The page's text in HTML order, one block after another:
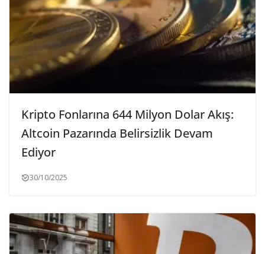
Kripto Fonlarına 644 Milyon Dolar Akış:
Altcoin Pazarında Belirsizlik Devam
Ediyor
30/10/2025